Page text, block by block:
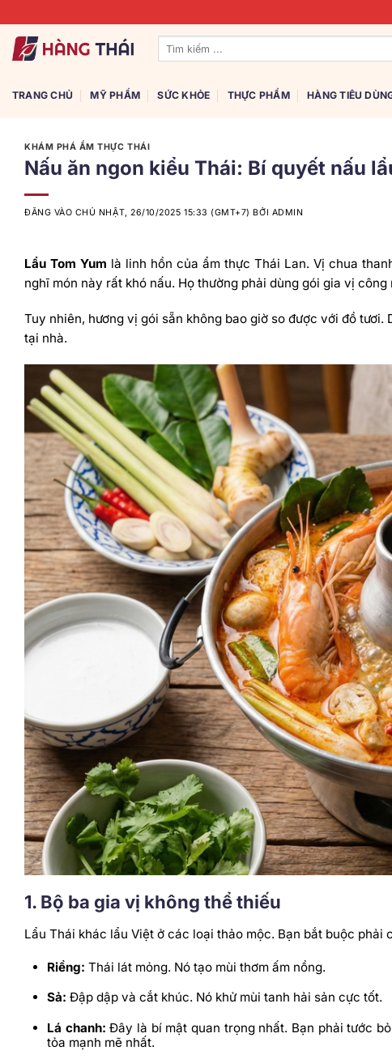
qua
nội
Tìm
TRANG CHỦ MỸ PHẨM SỨC KHỎE THỰC PHẨM HÀNG TIÊU
KHÁM PHÁ ẨM THỰC THÁI
Nấu ăn ngon kiểu Thái: Bí quyết nấu
ĐĂNG VÀO CHỦ NHẬT, 26/10/2025 15:33 (GMT+7) BỞI ADMIN
Lẩu Tom Yum là linh hồn của ẩm thực Thái Lan. Vị chua
nghĩ món này rất khó nấu. Họ thường phải dùng gói gia vị công
Tuy nhiên, hương vị gói sẵn không bao giờ so được với đồ
tại nhà.
1. Bộ ba gia vị không thể thiếu
Lẩu Thái khác lẩu Việt ở các loại thảo mộc. Bạn bắt buộc phải
Riềng: Thái lát mỏng. Nó tạo mùi thơm ấm nồng.
Sả: Đập dập và cắt khúc. Nó khử mùi tanh hải sản cực tốt.
Lá chanh: Đây là bí mật quan trọng nhất. Bạn phải tước
tỏa mạnh mẽ nhất.